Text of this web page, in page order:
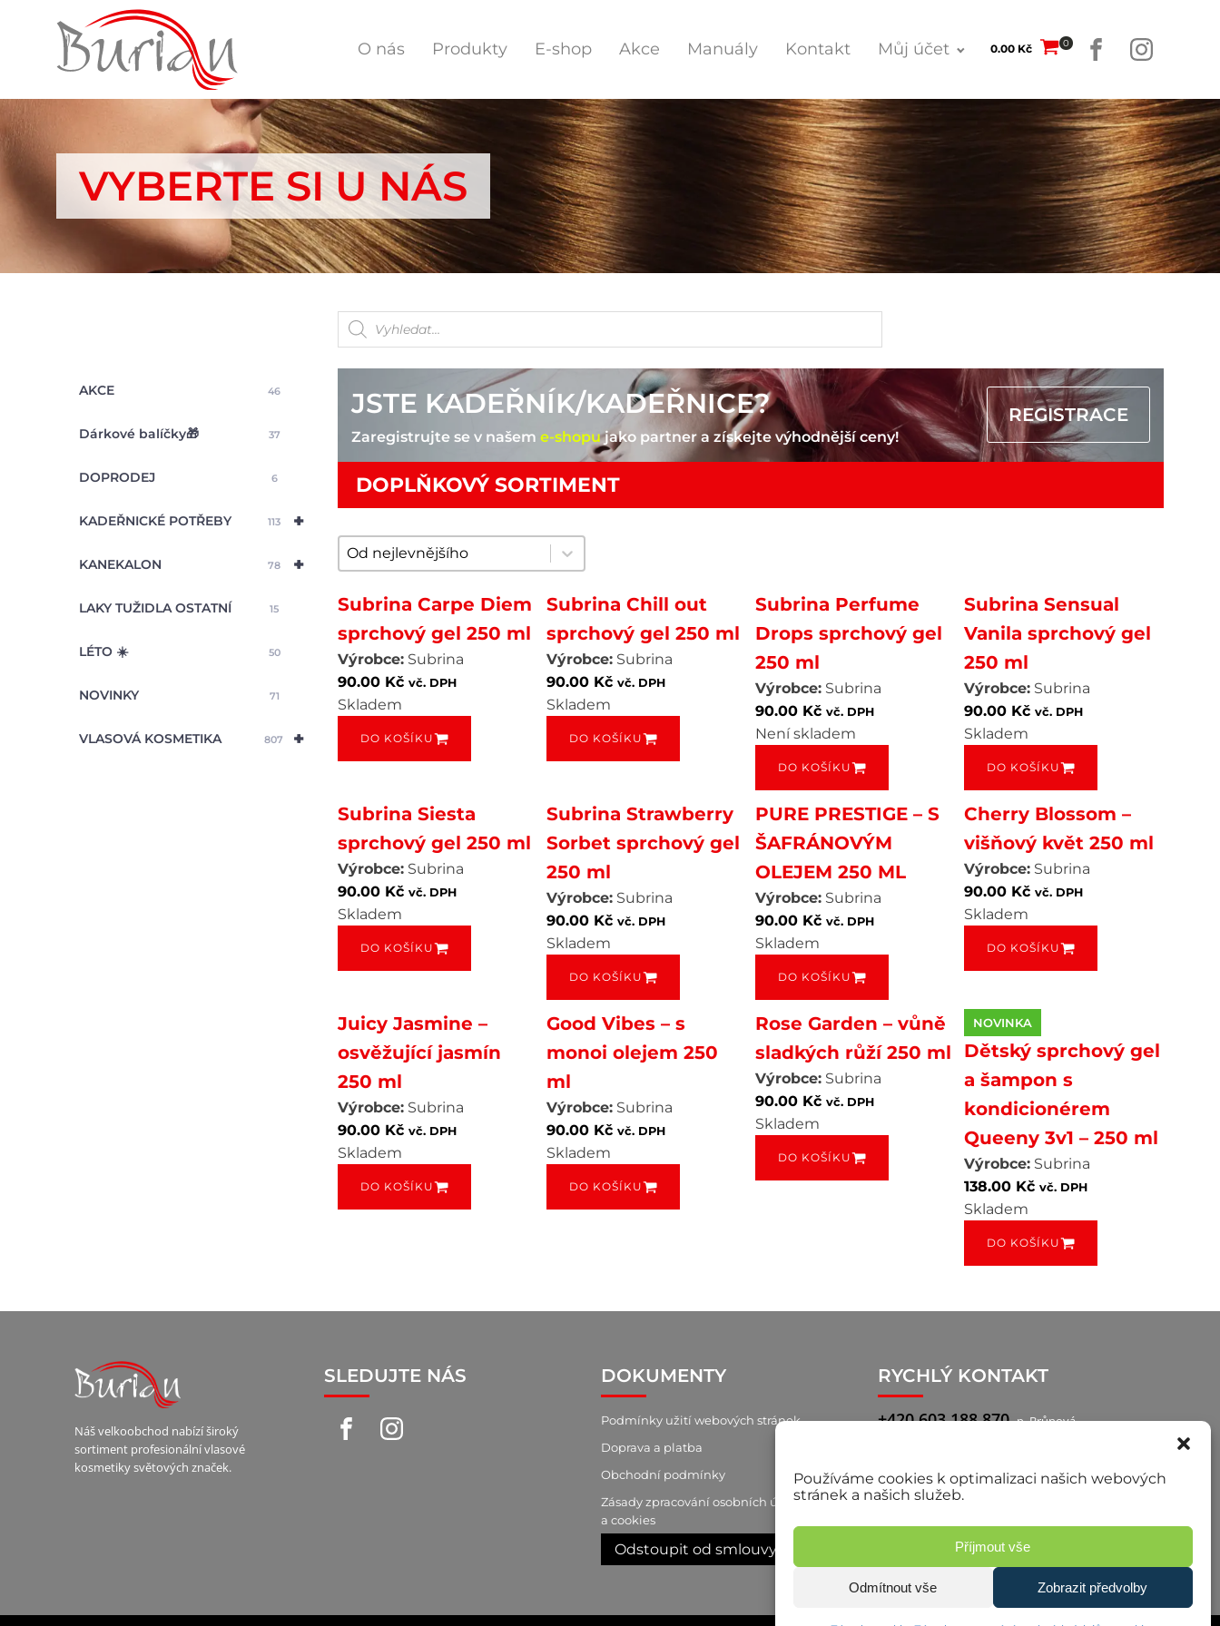
Používáme cookies k optimalizaci našich webových
stránek a našich služeb.
Příjmout vše
Odmítnout vše Zobrazit předvolby
O nás Produkty E-shop Akce Manuály Kontakt Můj účet 0.00 Kč 0
VYBERTE SI U NÁS
Products
search
AKCE 46
Dárkové balíčky🎁 37
DOPRODEJ 6
+
KADEŘNICKÉ POTŘEBY 113
+
KANEKALON 78
LAKY TUŽIDLA OSTATNÍ 15
LÉTO ☀️ 50
NOVINKY 71
+
VLASOVÁ KOSMETIKA 807
JSTE KADEŘNÍK/KADEŘNICE?
Zaregistrujte se v našem e-shopujako partner a získejte výhodnější ceny!
REGISTRACE
DOPLŇKOVÝ SORTIMENT
trideni
Sort content
Subrina Carpe Diem
sprchový gel 250 ml
Výrobce: Subrina
90.00 Kč vč. DPH
Skladem
DO KOŠÍKU
Subrina Chill out
sprchový gel 250 ml
Výrobce: Subrina
90.00 Kč vč. DPH
Skladem
DO KOŠÍKU
Subrina Perfume
Drops sprchový gel
250 ml
Výrobce: Subrina
90.00 Kč vč. DPH
Není skladem
DO KOŠÍKU
Subrina Sensual
Vanila sprchový gel
250 ml
Výrobce: Subrina
90.00 Kč vč. DPH
Skladem
DO KOŠÍKU
Subrina Siesta
sprchový gel 250 ml
Výrobce: Subrina
90.00 Kč vč. DPH
Skladem
DO KOŠÍKU
Subrina Strawberry
Sorbet sprchový gel
250 ml
Výrobce: Subrina
90.00 Kč vč. DPH
Skladem
DO KOŠÍKU
PURE PRESTIGE – S
ŠAFRÁNOVÝM
OLEJEM 250 ML
Výrobce: Subrina
90.00 Kč vč. DPH
Skladem
DO KOŠÍKU
Cherry Blossom –
višňový květ 250 ml
Výrobce: Subrina
90.00 Kč vč. DPH
Skladem
DO KOŠÍKU
Juicy Jasmine –
osvěžující jasmín
250 ml
Výrobce: Subrina
90.00 Kč vč. DPH
Skladem
DO KOŠÍKU
Good Vibes – s
monoi olejem 250
ml
Výrobce: Subrina
90.00 Kč vč. DPH
Skladem
DO KOŠÍKU
Rose Garden – vůně
sladkých růží 250 ml
Výrobce: Subrina
90.00 Kč vč. DPH
Skladem
DO KOŠÍKU
NOVINKA
Dětský sprchový gel
a šampon s
kondicionérem
Queeny 3v1 – 250 ml
Výrobce: Subrina
138.00 Kč vč. DPH
Skladem
DO KOŠÍKU
Náš velkoobchod nabízí široký
sortiment profesionální vlasové
kosmetiky světových značek.
SLEDUJTE NÁS DOKUMENTY
Podmínky užití webových stránek
Doprava a platba
Obchodní podmínky
Zásady zpracování osobních údajů
a cookies
Odstoupit od smlouvy
RYCHLÝ KONTAKT
+420 603 188 870 p. Brůnová